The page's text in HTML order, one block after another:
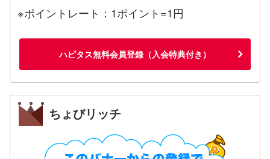
※ポイントレート：1ポイント=1円
ハピタス無料会員登録（入会特典付き）
ちょびリッチ